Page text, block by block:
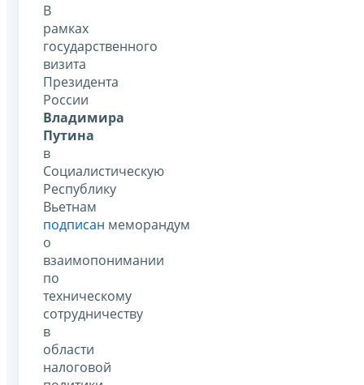
В
рамках
государственного
визита
Президента
России
Владимира
Путина
в
Социалистическую
Республику
Вьетнам
подписан меморандум
о
взаимопонимании
по
техническому
сотрудничеству
в
области
налоговой